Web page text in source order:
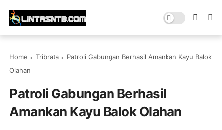
Home Tribrata
Patroli Gabungan Berhasil Amankan Kayu Balok
Olahan
Patroli Gabungan Berhasil
Amankan Kayu Balok Olahan